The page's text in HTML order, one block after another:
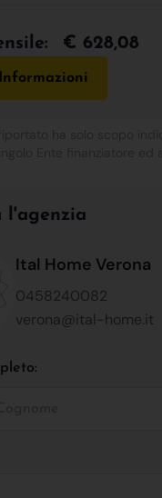
€ 628,08
l'agenzia
Ital Home Verona
0458240082
verona@ital-home.it